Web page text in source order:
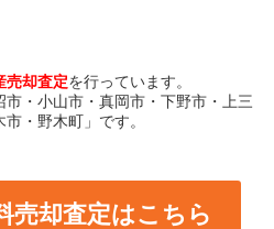
売却査定を行っています。
・小山市・真岡市・下野市・上三
・野木町」です。
売却査定はこちら